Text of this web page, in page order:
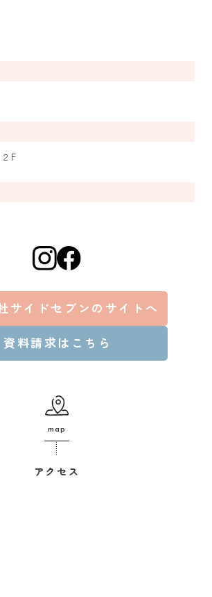
F
サイドセブンのサイトへ
資料請求はこちら
map
アクセス